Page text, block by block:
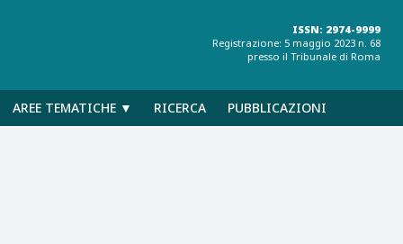
ISSN: 2974-9999
Registrazione: 5 maggio 2023 n. 68
presso il Tribunale di Roma
AREE TEMATICHE ▼ RICERCA PUBBLICAZIONI